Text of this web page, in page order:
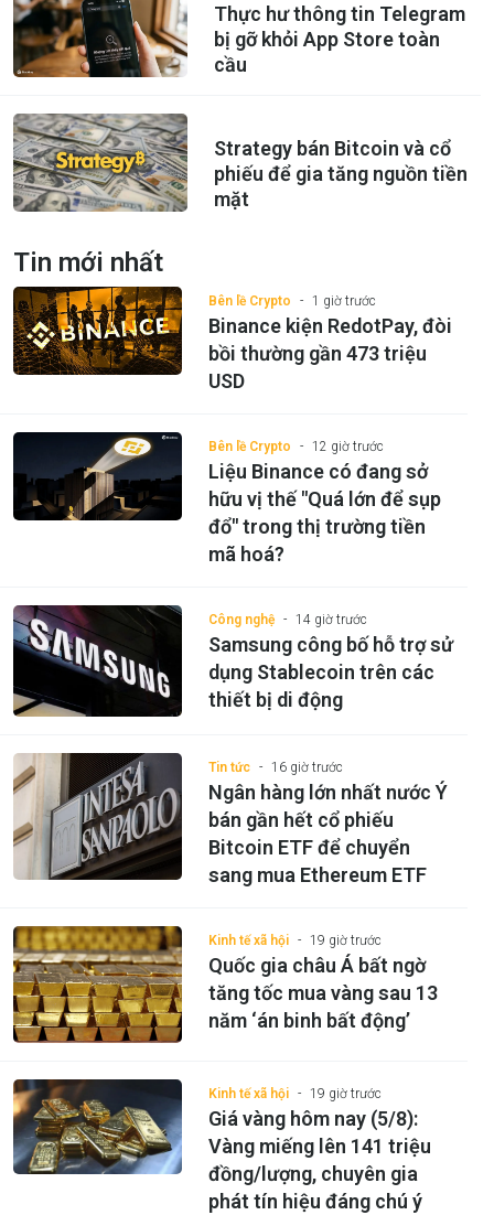
Thực hư thông tin Telegram
bị gỡ khỏi App Store toàn
cầu
Strategy bán Bitcoin và cổ
phiếu để gia tăng nguồn tiền
mặt
Tin mới nhất
Bên lề Crypto 1 giờ trước
Binance kiện RedotPay, đòi
bồi thường gần 473 triệu
USD
Bên lề Crypto 12 giờ trước
Liệu Binance có đang sở
hữu vị thế "Quá lớn để sụp
đổ" trong thị trường tiền
mã hoá?
Công nghệ 14 giờ trước
Samsung công bố hỗ trợ sử
dụng Stablecoin trên các
thiết bị di động
Tin tức 16 giờ trước
Ngân hàng lớn nhất nước Ý
bán gần hết cổ phiếu
Bitcoin ETF để chuyển
sang mua Ethereum ETF
Kinh tế xã hội 19 giờ trước
Quốc gia châu Á bất ngờ
tăng tốc mua vàng sau 13
năm ‘án binh bất động’
Kinh tế xã hội 19 giờ trước
Giá vàng hôm nay (5/8):
Vàng miếng lên 141 triệu
đồng/lượng, chuyên gia
phát tín hiệu đáng chú ý